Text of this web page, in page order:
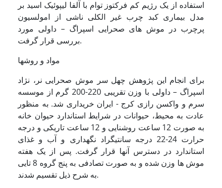
استفاده از یک رژیم کم فرکتوز توام با آلفا لیپوئیک اسید بر
مدل بیماری کبد چرب غیر الکلی ناشی از امولسیون
پرچرب در موش های صحرایی اسپراگ – داولی مورد
بررسی قرار گرفت.
مواد و روشها
برای انجام این پژوهش چهل سر موش صحرایی نر، نژاد
اسپراگ – داولی با وزن تقریبی 220-200 گرم از موسسه
سرم و واکسن رازی کرج - ایران خریداری شد. به منظور
عادت به محیط، حیوانات در شرایط استاندارد حیوان خانه
به صورت 12 ساعت روشنایی و 12 ساعت تاریکی و درجه
حرارت 24-22 درجه سانتیگراد نگهداری و آب و غذای
استاندارد در دسترس آنها قرار گرفت. پس از یک هفته
موش ها وزن شده و به صورت تصادفی به پنج گروه 8 تایی
به شرح ذیل تقسیم شدند.